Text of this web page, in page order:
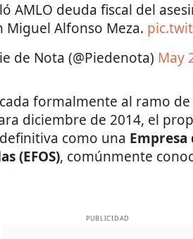
AMLO deuda fiscal del
Miguel Alfonso Meza.
de Nota (@Piedenota) May
formalmente al ramo
diciembre de 2014, el
como una Empresa
(EFOS), comúnmente
PUBLICIDAD